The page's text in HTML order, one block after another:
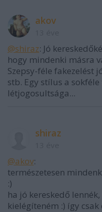
akov
@shiraz: Jó
hogy mindenki másra
Szepsy-féle fakezelést
stb. Egy stílus a
létjogosultsága...
shiraz
@akov:
természetesen
:)
ha jó kereskedő
kielégíteném :) így